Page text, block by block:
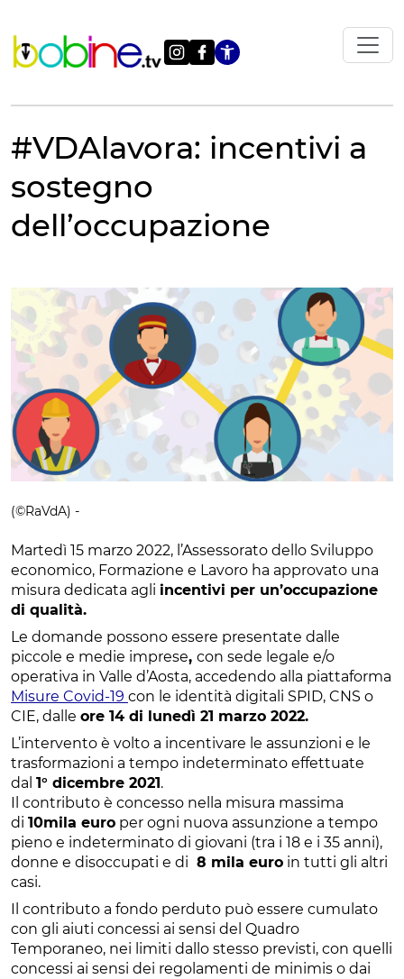
contenuto
Apri le
#VDAlavora: incentivi a
sostegno
dell’occupazione
(©RaVdA) -
Martedì 15 marzo 2022, l’Assessorato dello Sviluppo
economico, Formazione e Lavoro ha approvato una
misura dedicata agli incentivi per un’occupazione
di qualità.
Le domande possono essere presentate dalle
piccole e medie imprese, con sede legale e/o
operativa in Valle d’Aosta, accedendo alla piattaforma
Misure Covid-19 con le identità digitali SPID, CNS o
CIE, dalle ore 14 di lunedì 21 marzo 2022.
L’intervento è volto a incentivare le assunzioni e le
trasformazioni a tempo indeterminato effettuate
dal 1° dicembre 2021 .
Il contributo è concesso nella misura massima
di 10mila euro per ogni nuova assunzione a tempo
pieno e indeterminato di giovani (tra i 18 e i 35 anni),
donne e disoccupati e di 8 mila euro in tutti gli altri
casi.
Il contributo a fondo perduto può essere cumulato
con gli aiuti concessi ai sensi del Quadro
Temporaneo, nei limiti dallo stesso previsti, con quelli
concessi ai sensi dei regolamenti de minimis o dai